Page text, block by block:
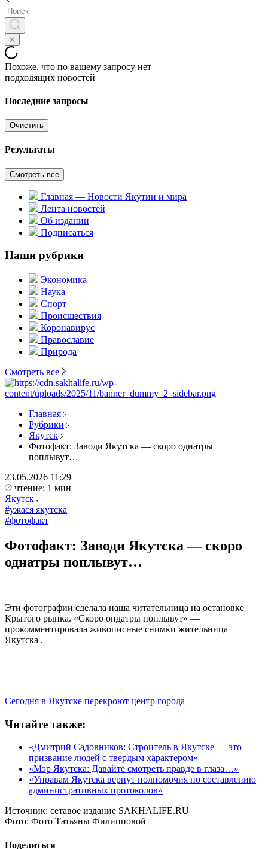
Похоже, что по вашему запросу нет
подходящих новостей
Последние запросы
Очистить
Результаты
Смотреть все
Главная — Новости Якутии и мира
Лента новостей
Об издании
Подписаться
Наши рубрики
Экономика
Наука
Спорт
Происшествия
Коронавирус
Православие
Природа
Смотреть все
Главная
Рубрики
Якутск
Фотофакт: Заводи Якутска — скоро однатры
поплывут…
23.05.2026 11:29
чтение: 1 мин
Якутск
#ужася якутска
#фотофакт
Фотофакт: Заводи Якутска — скоро
однатры поплывут…
Эти фотографии сделала наша читательница на остановке
Крытого рынка. «Скоро ондатры поплывут» —
прокомментировала живописные снимки жительница
Якутска .
Сегодня в Якутске перекроют центр города
Читайте также:
«Дмитрий Садовников: Строитель в Якутске — это
призвание людей с твердым характером»
«Мэр Якутска: Давайте смотреть правде в глаза…»
«Управам Якутска вернут полномочия по составлению
административных протоколов»
Источник: сетавое издание SAKHALIFE.RU
Фото: Фото Татьяны Филипповой
Поделиться